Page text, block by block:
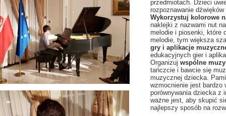
przedmiotach. Dzieci
rozpoznawanie
Wykorzystuj kolorowe
naklejki z nazwami nut
melodie i piosenki, które
melodie, tym większa
gry i aplikacje
edukacyjnych gier i
Organizuj wspólne
tańczcie i bawcie się
muzycznej dziecka.
wzmocnienie jest bardzo
porównywania dziecka z
ważne jest, aby skupić
najlepszy sposób na